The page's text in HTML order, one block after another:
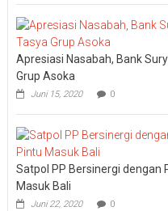
Apresiasi Nasabah, Bank
Grup Asoka
Juni 15, 2020 0
Satpol PP Bersinergi dengan
Masuk Bali
Juni 22, 2020 0